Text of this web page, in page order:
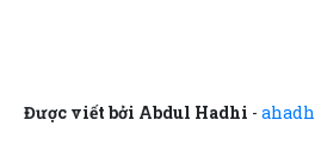
Được viết bởi Abdul Hadhi -